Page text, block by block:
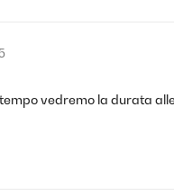
vedremo la durata